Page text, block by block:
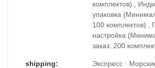
комплектов) ,
упаковка
100 комплектов) ,
настройка
заказ: 200
shipping:
Экспресс ·